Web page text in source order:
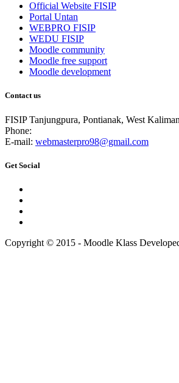
Official Website FISIP
Portal Untan
WEBPRO FISIP
WEDU FISIP
Moodle community
Moodle free support
Moodle development
Contact us
FISIP Tanjungpura, Pontianak, West
Phone:
E-mail: webmasterpro98@gmail.com
Get Social
Copyright © 2015 - Moodle Klass